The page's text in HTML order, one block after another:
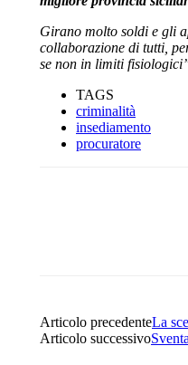
Girano molto soldi e gli
collaborazione di tutti,
se non in limiti
TAGS
criminalità
insediamento
procuratore
Articolo precedenteLa
Articolo successivo